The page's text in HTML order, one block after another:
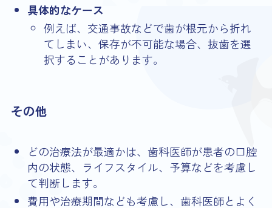
具体的なケース
例えば、交通事故などで歯が根元から折れ
てしまい、保存が不可能な場合、抜歯を選
択することがあります。
その他
どの治療法が最適かは、歯科医師が患者の口腔
内の状態、ライフスタイル、予算などを考慮し
て判断します。
費用や治療期間なども考慮し、歯科医師とよく